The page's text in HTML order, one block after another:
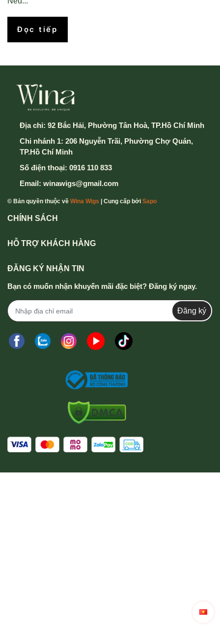
Đọc tiếp
Địa chỉ: 92 Bắc Hải, Phường Tân Hoà, TP.Hồ Chí Minh
Chi nhánh 1: 206 Nguyễn Trãi, Phường Chợ Quán,
TP.Hồ Chí Minh
Số điện thoại: 0916 110 833
Email: winawigs@gmail.com
© Bản quyền thuộc về Wina Wigs | Cung cấp bởi Sapo
CHÍNH SÁCH
HỖ TRỢ KHÁCH HÀNG
ĐĂNG KÝ NHẬN TIN
Bạn có muốn nhận khuyến mãi đặc biệt? Đăng ký ngay.
Đăng ký